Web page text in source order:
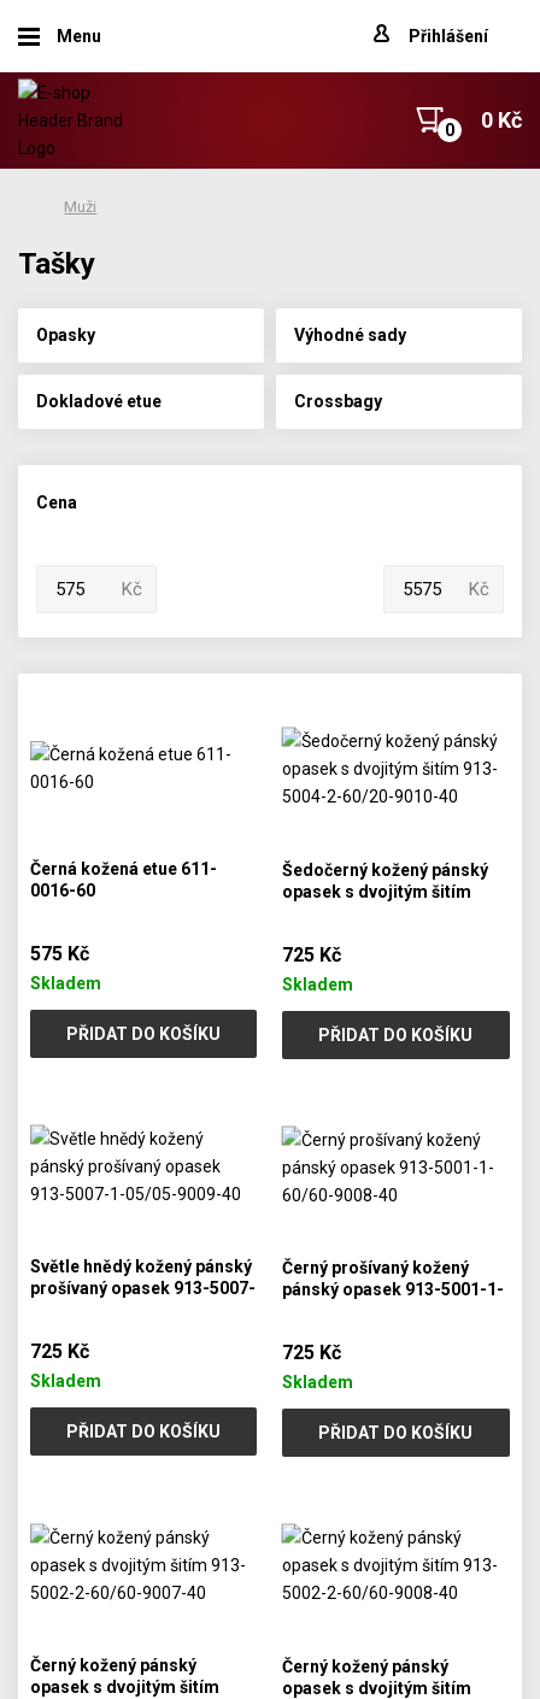
Menu Přihlášení
0 Kč
Muži
Tašky
Opasky Výhodné sady
Dokladové etue Crossbagy
Cena
Kč Kč
Černá kožená etue 611-
0016-60
575 Kč
Skladem
PŘIDAT DO KOŠÍKU
Šedočerný kožený pánský
opasek s dvojitým šitím
725 Kč
Skladem
PŘIDAT DO KOŠÍKU
Světle hnědý kožený pánský
prošívaný opasek 913-5007-
725 Kč
Skladem
PŘIDAT DO KOŠÍKU
Černý prošívaný kožený
pánský opasek 913-5001-1-
725 Kč
Skladem
PŘIDAT DO KOŠÍKU
Černý kožený pánský
opasek s dvojitým šitím
Černý kožený pánský
opasek s dvojitým šitím